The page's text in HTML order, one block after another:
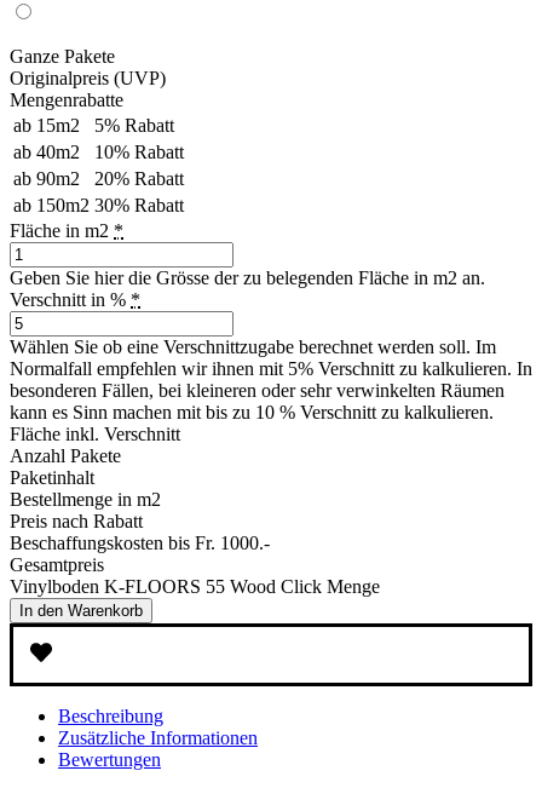
Ganze Pakete
Originalpreis (UVP)
Mengenrabatte
ab 15m2
5% Rabatt
ab 40m2
10% Rabatt
ab 90m2
20% Rabatt
ab 150m2 30% Rabatt
Fläche in m2 *
Geben Sie hier die Grösse der zu belegenden Fläche in m2 an.
Verschnitt in % *
Wählen Sie ob eine Verschnittzugabe berechnet werden soll. Im
Normalfall empfehlen wir ihnen mit 5% Verschnitt zu kalkulieren. In
besonderen Fällen, bei kleineren oder sehr verwinkelten Räumen
kann es Sinn machen mit bis zu 10 % Verschnitt zu kalkulieren.
Fläche inkl. Verschnitt
Anzahl Pakete
Paketinhalt
Bestellmenge in m2
Preis nach Rabatt
Beschaffungskosten bis Fr. 1000.-
Gesamtpreis
Vinylboden K-FLOORS 55 Wood Click Menge
In den Warenkorb
Beschreibung
Zusätzliche Informationen
Bewertungen